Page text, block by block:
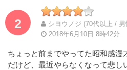
2
シヨウノジ (70代以上 / 男
2018年6月10日 8時42分
ちょっと前までやってた昭和感漫
だけど、最近やらなくなって悲し